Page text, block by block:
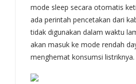
mode sleep secara otomatis
ada perintah pencetakan dari
tidak digunakan dalam waktu
akan masuk ke mode rendah
menghemat konsumsi listriknya.